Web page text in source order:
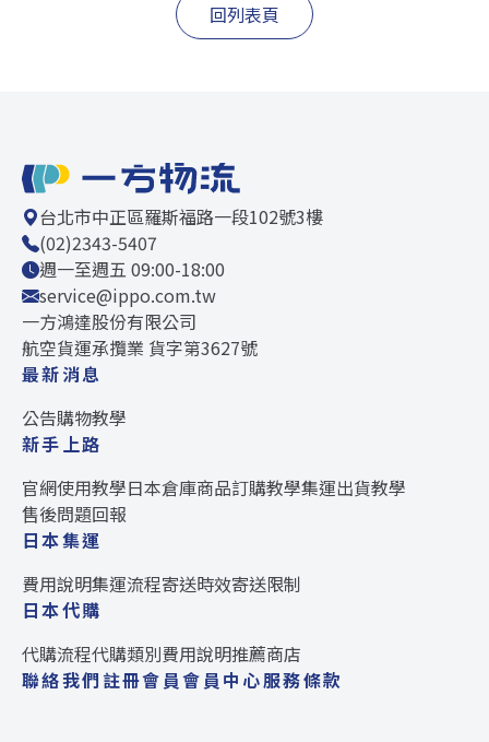
回列表頁
台北市中正區羅斯福路一段102號3樓
(02)2343-5407
週一至週五 09:00-18:00
service@ippo.com.tw
一方鴻達股份有限公司
航空貨運承攬業 貨字第3627號
最新消息
公告購物教學
新手上路
官網使用教學日本倉庫商品訂購教學集運出貨教學
售後問題回報
日本集運
費用說明集運流程寄送時效寄送限制
日本代購
代購流程代購類別費用說明推薦商店
聯絡我們 註冊會員會員中心服務條款